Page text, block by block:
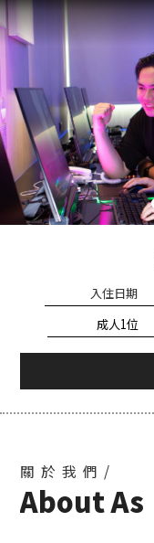
入住日期
關於我們/
About As